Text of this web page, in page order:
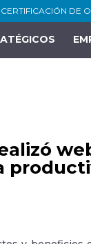
CERTIFICACIÓN DE